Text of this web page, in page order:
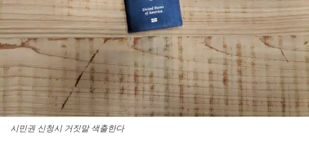
시민권 신청시 거짓말 색출한다